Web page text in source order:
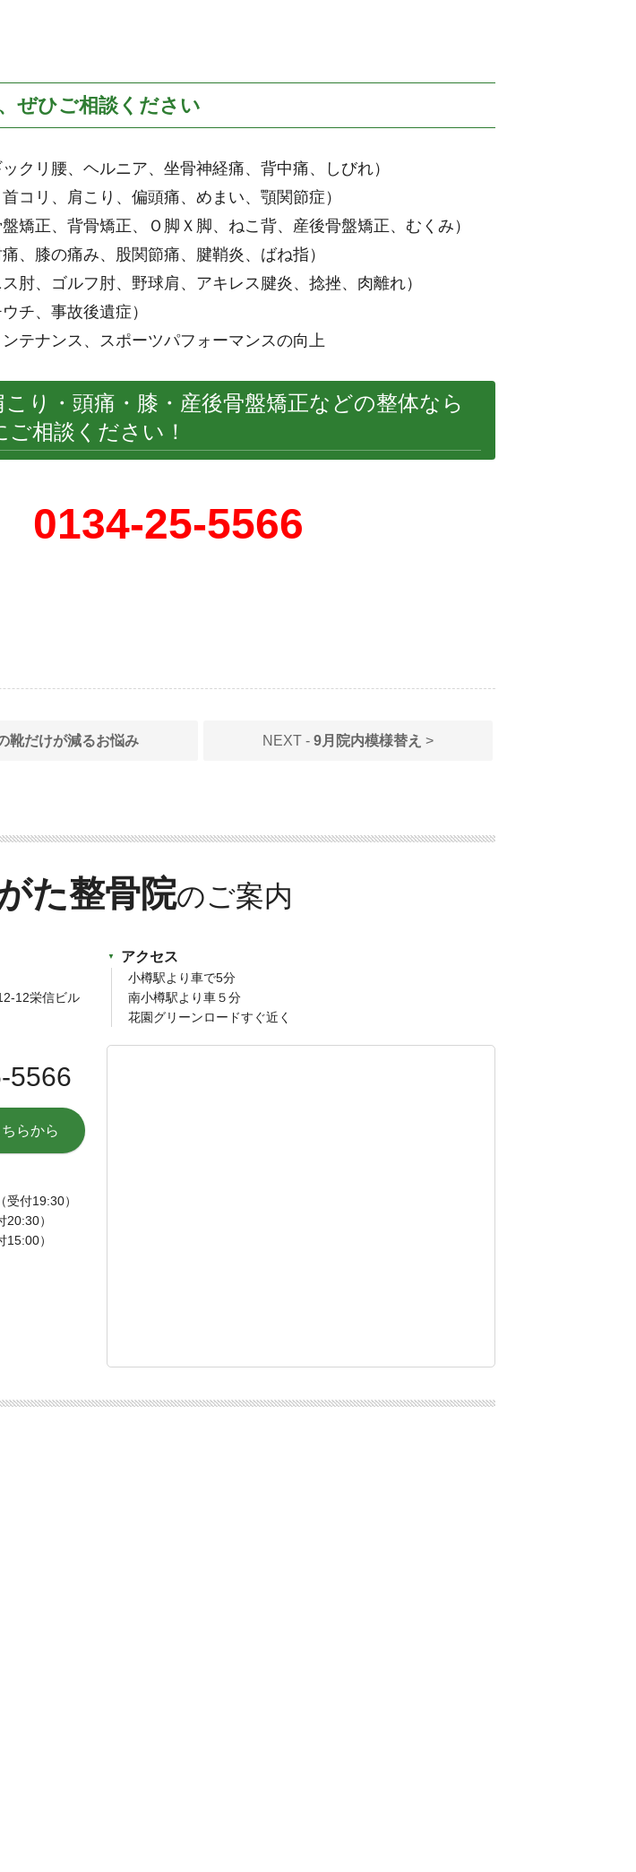
ぜひご相談ください
クリ腰、ヘルニア、坐骨神経痛、背中痛、しびれ）
コリ、肩こり、偏頭痛、めまい、顎関節症）
矯正、背骨矯正、Ｏ脚Ｘ脚、ねこ背、産後骨盤矯正、むくみ）
、膝の痛み、股関節痛、腱鞘炎、ばね指）
肘、ゴルフ肘、野球肩、アキレス腱炎、捻挫、肉離れ）
チ、事故後遺症）
テナンス、スポーツパフォーマンスの向上
り・頭痛・膝・産後骨盤矯正などの整体なら
相談ください！
0134-25-5566
靴だけが減るお悩み NEXT - 9月院内模様替え >
た整骨院
12栄信ビル
5566
らから
付19:30）
）
）
アクセス
小樽駅より車で5分
南小樽駅より車５分
花園グリーンロードすぐ近く